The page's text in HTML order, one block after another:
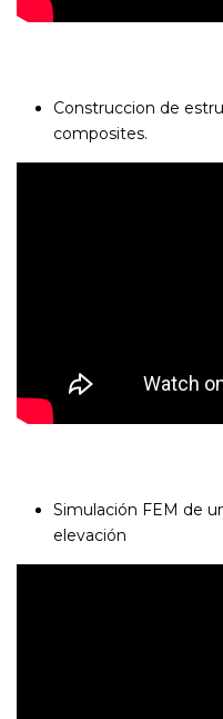
Construccion de
composites.
Simulación FEM de
elevación